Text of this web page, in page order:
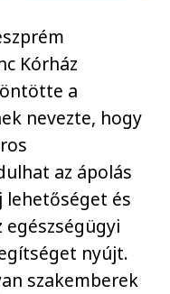
Kórház
a
nevezte, hogy
az ápolás
lehetőséget és
nyújt.
szakemberek